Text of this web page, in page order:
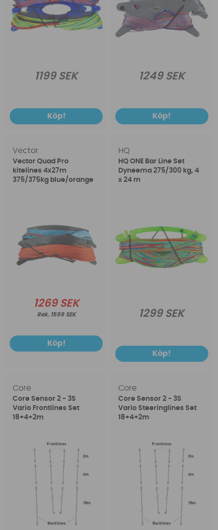
1199 SEK
Köp!
1249 SEK
Köp!
Vector
Vector Quad Pro
kitelines 4x27m
375/375kg blue/orange
1269 SEK
1599 SEK
Köp!
HQ
HQ ONE Bar Line Set
Dyneema 275/300 kg, 4
x 24 m
1299 SEK
Köp!
Core
Core Sensor 2 - 3S
Vario Frontlines Set
18+4+2m
Core
Core Sensor 2 - 3S
Vario Steeringlines Set
18+4+2m